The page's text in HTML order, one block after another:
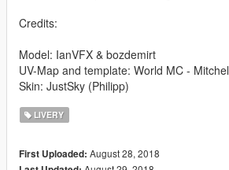
Credits:
Model: IanVFX & bozdemirt
UV-Map and template: World MC - Mitchel
Skin: JustSky (Philipp)
LIVERY
First Uploaded: August 28, 2018